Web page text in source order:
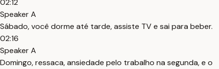
02:12
Speaker A
Sábado, você dorme até tarde, assiste TV e sai para beber.
02:16
Speaker A
Domingo, ressaca, ansiedade pelo trabalho na segunda, e o